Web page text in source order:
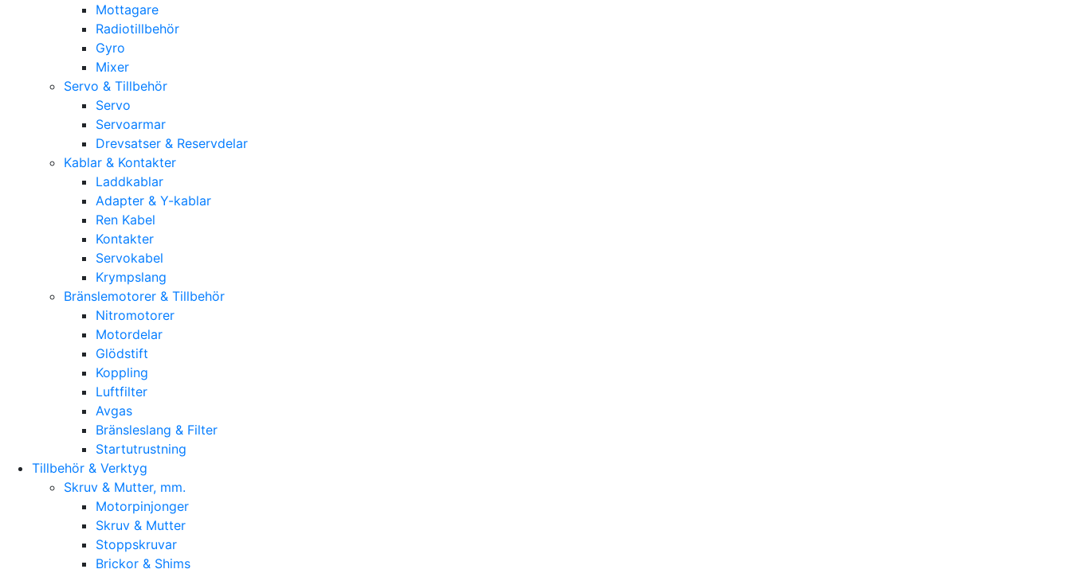
Mottagare
Radiotillbehör
Gyro
Mixer
Servo & Tillbehör
Servo
Servoarmar
Drevsatser & Reservdelar
Kablar & Kontakter
Laddkablar
Adapter & Y-kablar
Ren Kabel
Kontakter
Servokabel
Krympslang
Bränslemotorer & Tillbehör
Nitromotorer
Motordelar
Glödstift
Koppling
Luftfilter
Avgas
Bränsleslang & Filter
Startutrustning
Tillbehör & Verktyg
Skruv & Mutter, mm.
Motorpinjonger
Skruv & Mutter
Stoppskruvar
Brickor & Shims